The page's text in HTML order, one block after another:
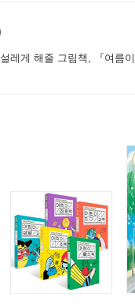
레게 해줄 그림책, 『여름